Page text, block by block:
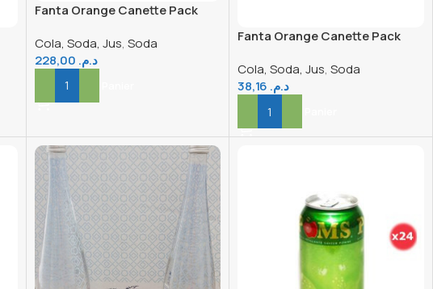
Fanta Orange Canette Pack
Cola, Soda, Jus, Soda
د.م.
Ajouter Au Panier
Fanta Orange Canette Pack
Cola, Soda, Jus,Soda
د.م.
Ajouter Au Panier